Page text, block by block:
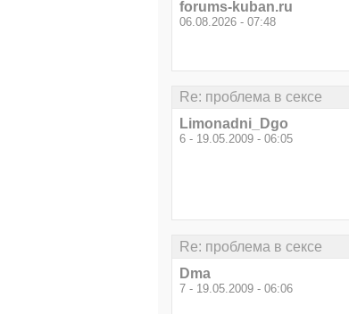
forums-kuban.ru
06.08.2026 - 07:48
Re: проблема в сексе
Limonadni_Dgo
6 - 19.05.2009 - 06:05
Re: проблема в сексе
Dma
7 - 19.05.2009 - 06:06